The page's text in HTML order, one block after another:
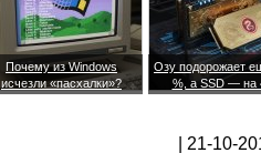
Почему из Windows
исчезли «пасхалки»?
Озу подорожает
%, а SSD — на
| 21-10-